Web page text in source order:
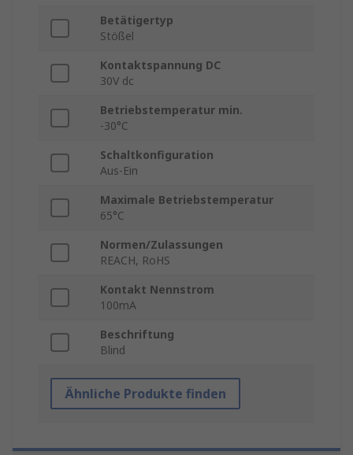
Betätigertyp
Stößel
Kontaktspannung DC
30V dc
Betriebstemperatur min.
-30°C
Schaltkonfiguration
Aus-Ein
Maximale Betriebstemperatur
65°C
Normen/Zulassungen
REACH, RoHS
Kontakt Nennstrom
100mA
Beschriftung
Blind
Ähnliche Produkte finden